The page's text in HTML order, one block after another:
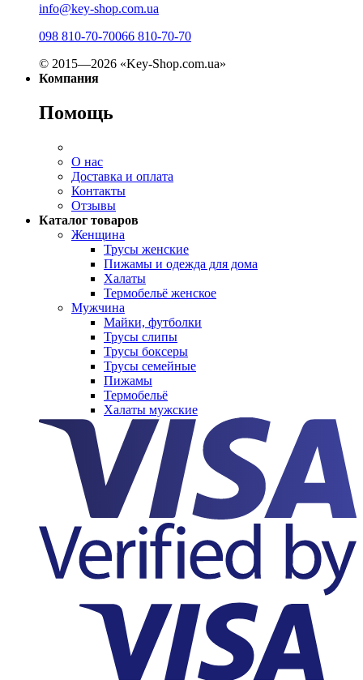
info@key-shop.com.ua
098 810-70-70066 810-70-70
© 2015—2026 «Key-Shop.com.ua»
Компания
Помощь
О нас
Доставка и оплата
Контакты
Отзывы
Каталог товаров
Женщина
Трусы женские
Пижамы и одежда для дома
Халаты
Термобельё женское
Мужчина
Майки, футболки
Трусы слипы
Трусы боксеры
Трусы семейные
Пижамы
Термобельё
Халаты мужские